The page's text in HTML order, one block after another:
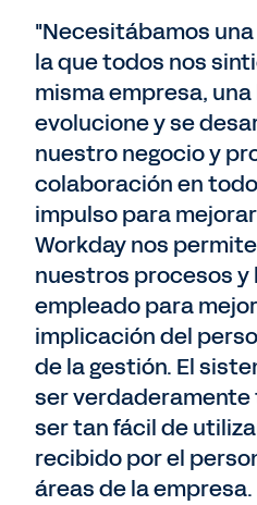
"Necesitábamos
la que todos nos
misma empresa,
evolucione y se
nuestro negocio y
colaboración en
impulso para
Workday nos
nuestros procesos y
empleado para
implicación del
de la gestión. El
ser verdaderamente
ser tan fácil de
recibido por el
áreas de la empresa.